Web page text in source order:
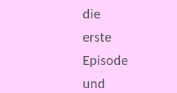
die
erste
Episode
und